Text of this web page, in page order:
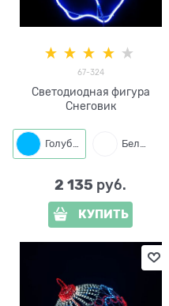
67-324
Светодиодная фигура
Снеговик
Голубой Белый
2 135 руб.
КУПИТЬ